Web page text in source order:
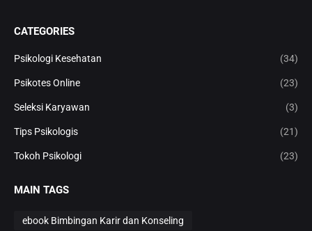
CATEGORIES
Psikologi Kesehatan (34)
Psikotes Online (23)
Seleksi Karyawan (3)
Tips Psikologis (21)
Tokoh Psikologi (23)
MAIN TAGS
ebook Bimbingan Karir dan Konseling